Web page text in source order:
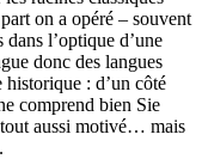
on a opéré – souvent
l’optique d’une
donc des langues
historique : d’un côté
comprend bien Sie
tout aussi motivé… mais